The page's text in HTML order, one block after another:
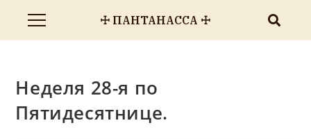
☩ ПАНТАНАССА ☩
Неделя 28-я по
Пятидесятнице.